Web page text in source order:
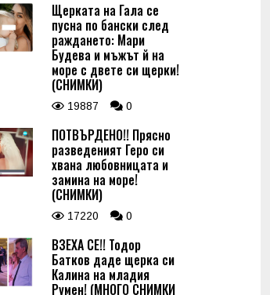
Щерката на Гала се
пусна по бански след
раждането: Мари
Будева и мъжът й на
море с двете си щерки!
(СНИМКИ)
19887 0
ПОТВЪРДЕНО!! Прясно
разведеният Геро си
хвана любовницата и
замина на море!
(СНИМКИ)
17220 0
ВЗЕХА СЕ!! Тодор
Батков даде щерка си
Калина на младия
Румен! (МНОГО СНИМКИ